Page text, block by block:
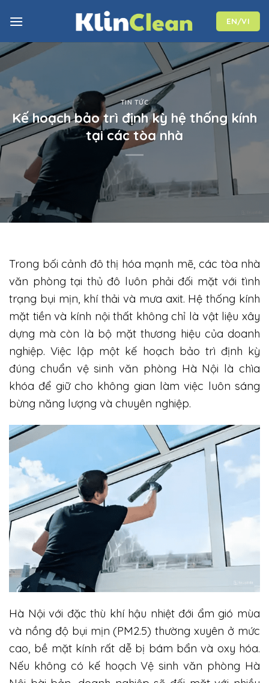
EN/VI
TIN TỨC
Kế hoạch bảo trì định kỳ hệ thống kính
tại các tòa nhà
Trong bối cảnh đô thị hóa mạnh mẽ, các tòa nhà
văn phòng tại thủ đô luôn phải đối mặt với tình
trạng bụi mịn, khí thải và mưa axit. Hệ thống kính
mặt tiền và kính nội thất không chỉ là vật liệu xây
dựng mà còn là bộ mặt thương hiệu của doanh
nghiệp. Việc lập một kế hoạch bảo trì định kỳ
đúng chuẩn vệ sinh văn phòng Hà Nội là chìa
khóa để giữ cho không gian làm việc luôn sáng
bừng năng lượng và chuyên nghiệp.
Hà Nội với đặc thù khí hậu nhiệt đới ẩm gió mùa
và nồng độ bụi mịn (PM2.5) thường xuyên ở mức
cao, bề mặt kính rất dễ bị bám bẩn và oxy hóa.
Nếu không có kế hoạch Vệ sinh văn phòng Hà